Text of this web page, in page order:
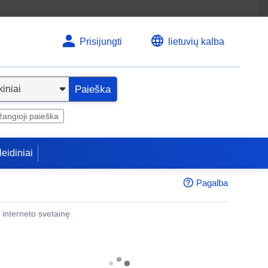
Prisijungti lietuvių kalba
Paieška
paieška
Pagalba
svetainę